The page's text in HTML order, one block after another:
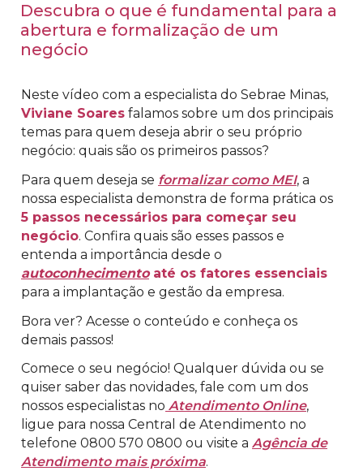
Descubra o que é fundamental para a
abertura e formalização de um
negócio
Neste vídeo com a especialista do Sebrae Minas,
Viviane Soares falamos sobre um dos principais
temas para quem deseja abrir o seu próprio
negócio: quais são os primeiros passos?
Para quem deseja se formalizar como MEI, a
nossa especialista demonstra de forma prática os
5 passos necessários para começar seu
negócio. Confira quais são esses passos e
entenda a importância desde o
autoconhecimentoaté os fatores essenciais
para a implantação e gestão da empresa.
Bora ver? Acesse o conteúdo e conheça os
demais passos!
Comece o seu negócio! Qualquer dúvida ou se
quiser saber das novidades, fale com um dos
nossos especialistas no Atendimento Online,
ligue para nossa Central de Atendimento no
telefone 0800 570 0800 ou visite a Agência de
Atendimento mais próxima.